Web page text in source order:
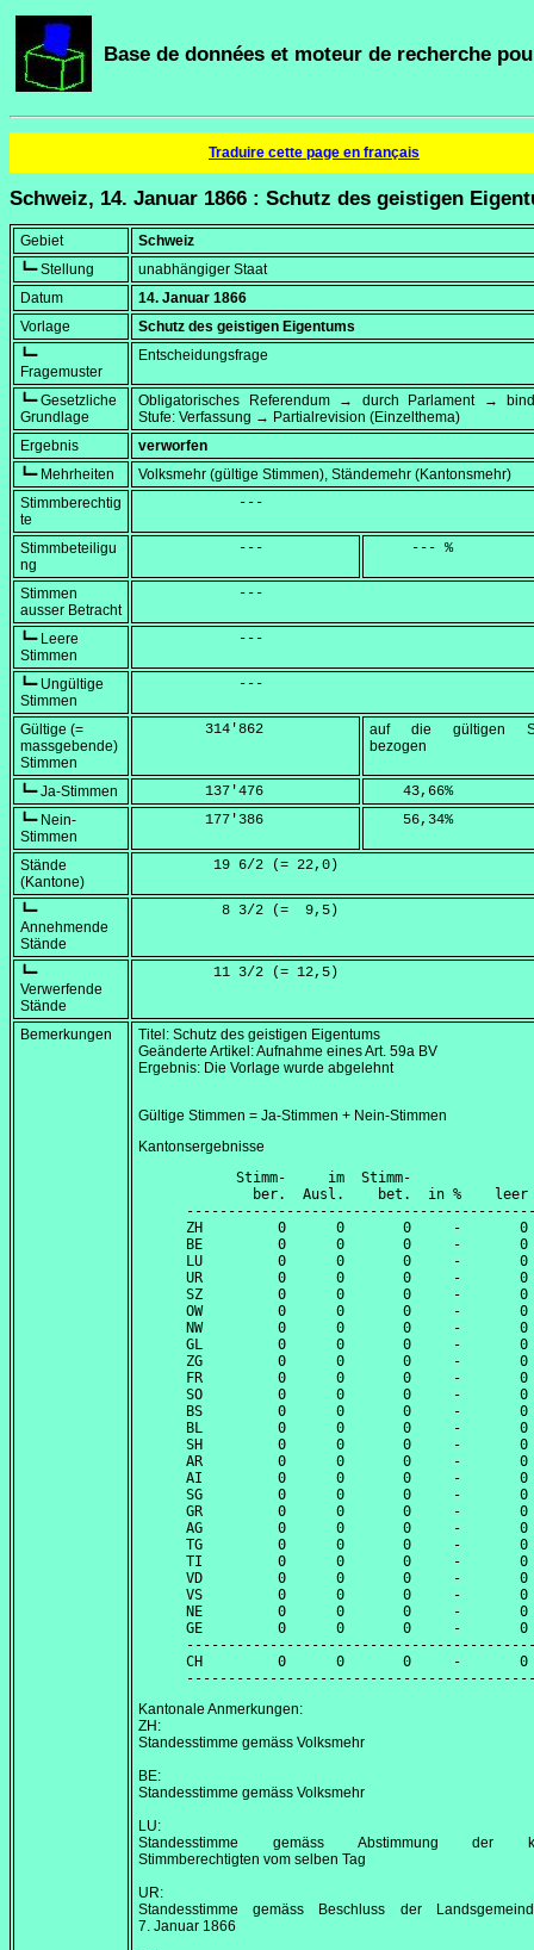
Base de données et moteur de recherche
Traduire cette page en français
Schweiz, 14. Januar 1866 : Schutz des geistigen
Gebiet
Schweiz
┗━ Stellung
unabhängiger Staat
Datum
14. Januar 1866
Vorlage
Schutz des geistigen Eigentums
┗━
Fragemuster
Entscheidungsfrage
┗━ Gesetzliche
Grundlage
Obligatorisches Referendum → durch Parlament →
Stufe: Verfassung → Partialrevision (Einzelthema)
Ergebnis
verworfen
┗━ Mehrheiten
Volksmehr (gültige Stimmen), Ständemehr (Kantonsmehr)
Stimmberechtig
te
            ---
Stimmbeteiligu
ng
            ---
     --- %
Stimmen
ausser Betracht
            ---
┗━ Leere
Stimmen
            ---
┗━ Ungültige
Stimmen
            ---
Gültige (=
massgebende)
Stimmen
        314'862
auf die gültigen
bezogen
┗━ Ja-Stimmen
        137'476
    43,66
%
┗━ Nein-
Stimmen
        177'386
    56,34
%
Stände
(Kantone)
         19 6/2 (=
22,0 )
┗━
Annehmende
Stände
          8 3/2 (=
  9,5
)
┗━
Verwerfende
Stände
         11 3/2 (=
12,5 )
Bemerkungen
Titel: Schutz des geistigen Eigentums
Geänderte Artikel: Aufnahme eines Art. 59a BV
Ergebnis: Die Vorlage wurde abgelehnt
Gültige Stimmen = Ja-Stimmen + Nein-Stimmen
Kantonsergebnisse
Stimm-     im  Stimm-
ber.  Ausl.    bet.  in %
ZH         0      0       0     -       0
BE         0      0       0     -       0
LU         0      0       0     -       0
UR         0      0       0     -       0
SZ         0      0       0     -       0
OW         0      0       0     -       0
NW         0      0       0     -       0
GL         0      0       0     -       0
ZG         0      0       0     -       0
FR         0      0       0     -       0
SO         0      0       0     -       0
BS         0      0       0     -       0
BL         0      0       0     -       0
SH         0      0       0     -       0
AR         0      0       0     -       0
AI         0      0       0     -       0
SG         0      0       0     -       0
GR         0      0       0     -       0
AG         0      0       0     -       0
TG         0      0       0     -       0
TI         0      0       0     -       0
VD         0      0       0     -       0
VS         0      0       0     -       0
NE         0      0       0     -       0
GE         0      0       0     -       0
CH         0      0       0     -       0      0
Kantonale Anmerkungen:
ZH:
Standesstimme gemäss Volksmehr
BE:
Standesstimme gemäss Volksmehr
LU:
Standesstimme gemäss Abstimmung der
Stimmberechtigten vom selben Tag
UR:
Standesstimme gemäss Beschluss der
7. Januar 1866